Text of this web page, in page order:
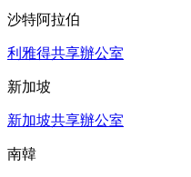
沙特阿拉伯
利雅得共享辦公室
新加坡
新加坡共享辦公室
南韓